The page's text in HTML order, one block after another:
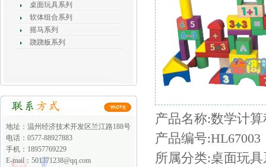
桌面玩具系列
软体组合系列
摇马系列
跷跷板系列
地址：温州经济技术开发区兰江路188号
电话：0577-88927883
手机：18957769229
E-mail： 501371238@qq.com
产品名称:数学计
产品编号:HL67003
所属分类:桌面玩